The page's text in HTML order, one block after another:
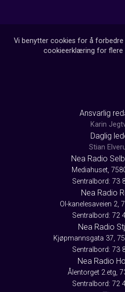
Vi benytter cookies for å forbedre
cookieerklæring for flere
Ansvarlig
Karin
Daglig
Stian
Nea Radio
Mediahuset,
Sentralbord: 73
Nea Radio
Ol-kanelesaveien 2,
Sentralbord: 72
Nea Radio
Kjøpmannsgata 37,
Sentralbord: 73
Nea Radio
Ålentorget 2.etg,
Sentralbord: 72